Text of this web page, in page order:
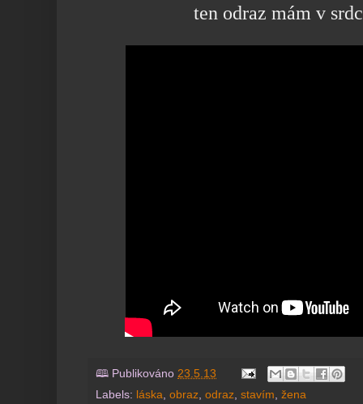
ten odraz mám v
🕮 Publikováno 23.5.13
Labels: láska, obraz, odraz, stavím, žena